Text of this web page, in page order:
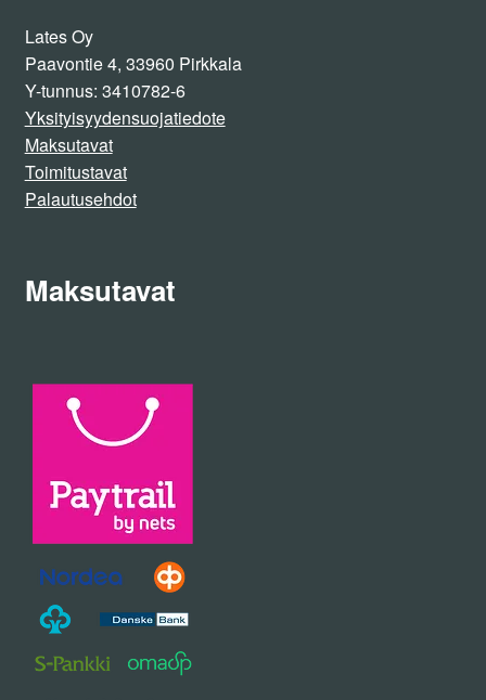
Lates Oy
Paavontie 4, 33960 Pirkkala
Y-tunnus: 3410782-6
Yksityisyydensuojatiedote
Maksutavat
Toimitustavat
Palautusehdot
Maksutavat